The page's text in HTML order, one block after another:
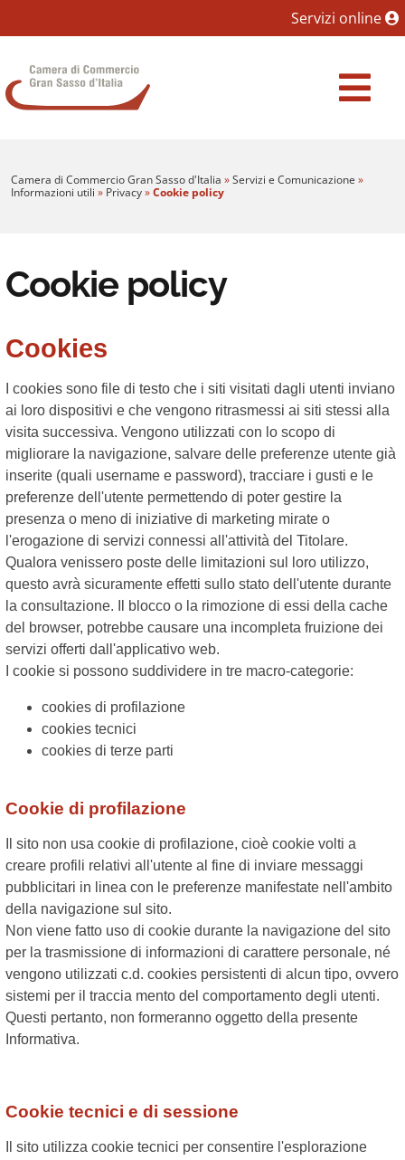
Vai al Contenuto principale della pagina
Servizi online
Camera di Commercio Gran Sasso d'Italia
Camera di Commercio Gran Sasso d'Italia »Servizi e Comunicazione »
Informazioni utili » Privacy»Cookie policy
Cookie policy
Cookies
I cookies sono file di testo che i siti visitati dagli utenti inviano
ai loro dispositivi e che vengono ritrasmessi ai siti stessi alla
visita successiva. Vengono utilizzati con lo scopo di
migliorare la navigazione, salvare delle preferenze utente già
inserite (quali username e password), tracciare i gusti e le
preferenze dell'utente permettendo di poter gestire la
presenza o meno di iniziative di marketing mirate o
l'erogazione di servizi connessi all'attività del Titolare.
Qualora venissero poste delle limitazioni sul loro utilizzo,
questo avrà sicuramente effetti sullo stato dell'utente durante
la consultazione. Il blocco o la rimozione di essi della cache
del browser, potrebbe causare una incompleta fruizione dei
servizi offerti dall'applicativo web.
I cookie si possono suddividere in tre macro-categorie:
cookies di profilazione
cookies tecnici
cookies di terze parti
Cookie di profilazione
Il sito non usa cookie di profilazione, cioè cookie volti a
creare profili relativi all'utente al fine di inviare messaggi
pubblicitari in linea con le preferenze manifestate nell'ambito
della navigazione sul sito.
Non viene fatto uso di cookie durante la navigazione del sito
per la trasmissione di informazioni di carattere personale, né
vengono utilizzati c.d. cookies persistenti di alcun tipo, ovvero
sistemi per il traccia mento del comportamento degli utenti.
Questi pertanto, non formeranno oggetto della presente
Informativa.
Cookie tecnici e di sessione
Il sito utilizza cookie tecnici per consentire l'esplorazione